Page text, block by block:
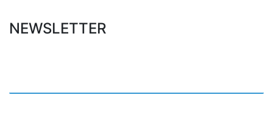
NEWSLETTER